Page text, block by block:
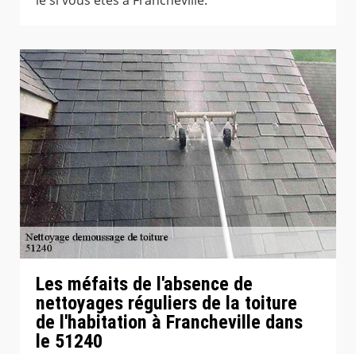
Les méfaits de l'absence de
nettoyages réguliers de la toiture
de l'habitation à Francheville dans
le 51240